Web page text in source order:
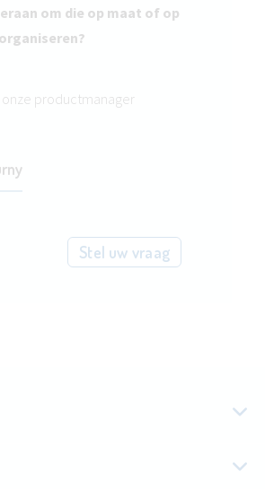
om die op maat of op
productmanager
Stel uw vraag